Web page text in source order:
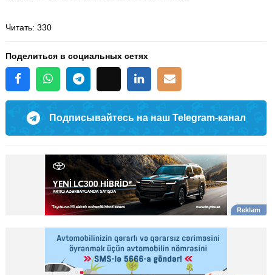
Читать: 330
Поделиться в социальных сетях
Подписывайтесь на наш Telegram-канал